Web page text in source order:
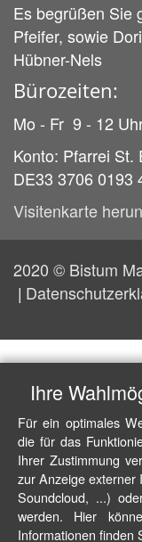
Es begrüßen Sie
Pfeifer, sowie
Hübner-Nels
Bürozeiten:
Mo - Fr 9 - 12
Konto: Pfarrei
DE33 3706 0193
Visitenkarte
2020 © Bistum
Ihre
Für ein optimales
die für das
Ihrer Zustimmung
zur Anzeige externer
Soundcloud, ...)
werden. Hier
Informationen finden